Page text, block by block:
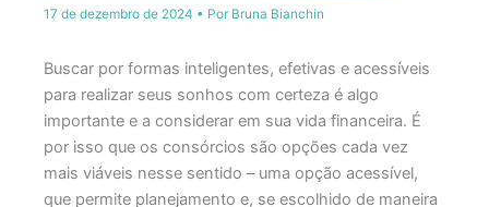
17 de dezembro de 2024 • Por Bruna Bianchin
Buscar por formas inteligentes, efetivas e acessíveis
para realizar seus sonhos com certeza é algo
importante e a considerar em sua vida financeira. É
por isso que os consórcios são opções cada vez
mais viáveis nesse sentido – uma opção acessível,
que permite planejamento e, se escolhido de maneira